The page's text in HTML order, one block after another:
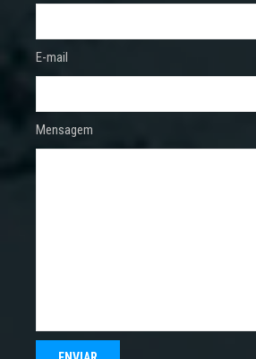
E-mail
Mensagem